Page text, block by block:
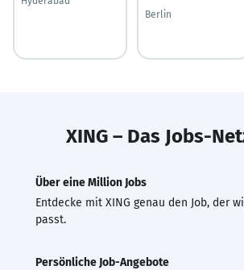
Berlin
XING – Das Jobs-
Über eine Million Jobs
Entdecke mit XING genau den Job, der
passt.
Persönliche Job-Angebote